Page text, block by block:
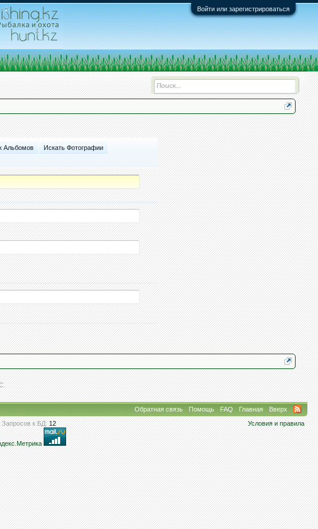
Войти или зарегистрироваться
Альбомов
Искать Фотографии
Обратная связь Помощь FAQ Главная
Вверх
Условия и правила
Запросов к БД: 12